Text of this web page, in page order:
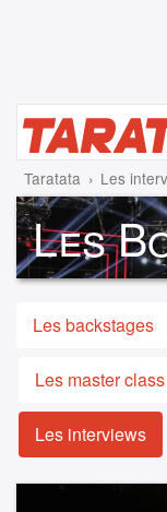
Taratata Les
Les
Les backstages
Les master class
Les interviews